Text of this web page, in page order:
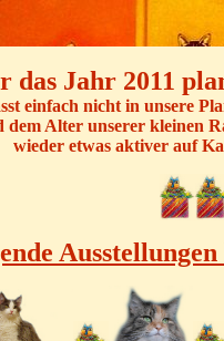
das Jahr 2011
einfach nicht in unsere
dem Alter unserer kleinen
wieder etwas aktiver auf